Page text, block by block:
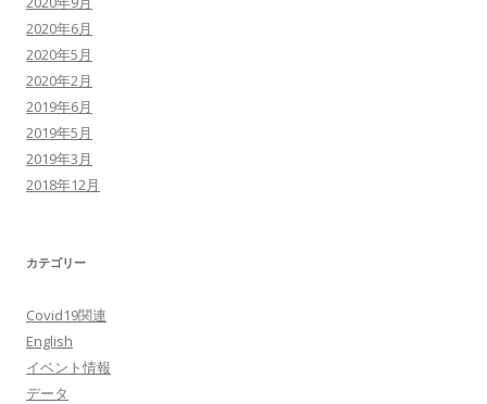
2020年6月
2020年5月
2020年2月
2019年6月
2019年5月
2019年3月
2018年12月
カテゴリー
Covid19関連
English
イベント情報
データ